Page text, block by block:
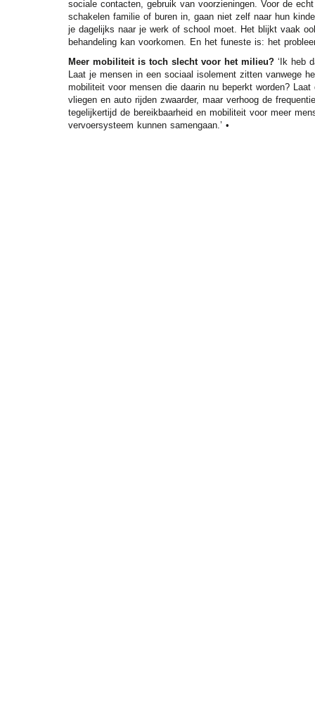
sociale contacten, gebruik van voorzieningen. Voor de
schakelen familie of buren in, gaan niet zelf naar hun
je dagelijks naar je werk of school moet. Het blijkt vaak
behandeling kan voorkomen. En het funeste is: het
Meer mobiliteit is toch slecht voor het milieu? ‘Ik heb
Laat je mensen in een sociaal isolement zitten vanwege
mobiliteit voor mensen die daarin nu beperkt worden?
vliegen en auto rijden zwaarder, maar verhoog de
tegelijkertijd de bereikbaarheid en mobiliteit voor meer
vervoersysteem kunnen samengaan.’ •